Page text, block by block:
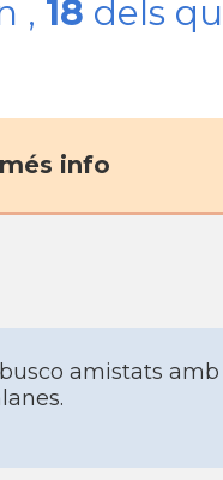
, 18 dels
més info
amistats